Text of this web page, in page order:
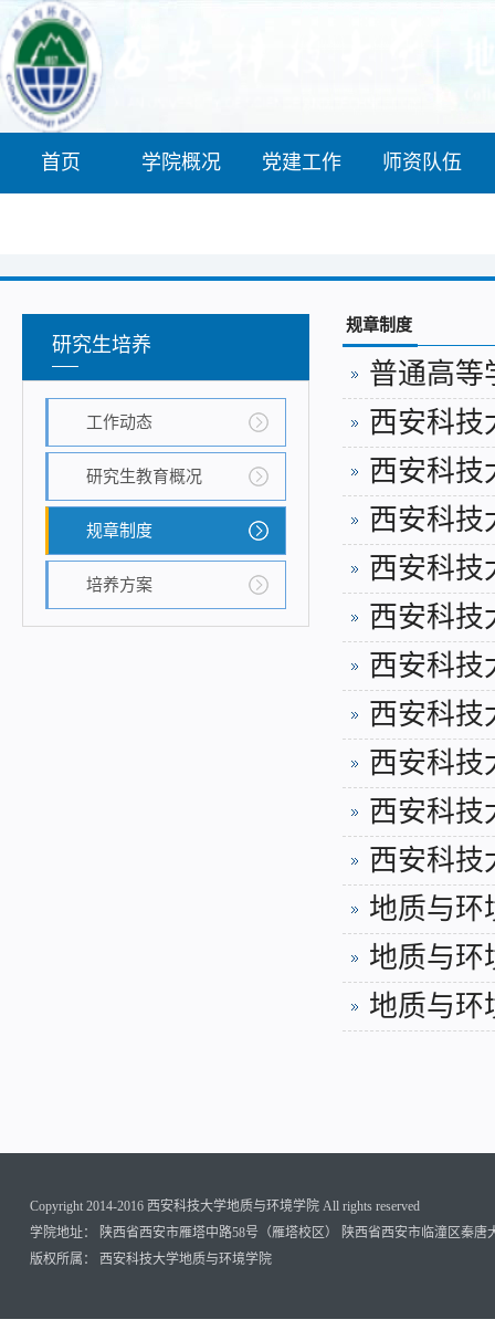
首页 学院概况 党建工作 师资队伍
研究生培养
工作动态
研究生教育概况
规章制度
培养方案
规章制度
普通高等
西安科技
西安科技
西安科技
西安科技
西安科技
西安科技
西安科技
西安科技
西安科技
西安科技
地质与环
地质与环
地质与环
Copyright 2014-2016 西安科技大学地质与环境学院 All rights reserved
学院地址： 陕西省西安市雁塔中路58号（雁塔校区） 陕西省西安市临潼区秦唐
版权所属： 西安科技大学地质与环境学院